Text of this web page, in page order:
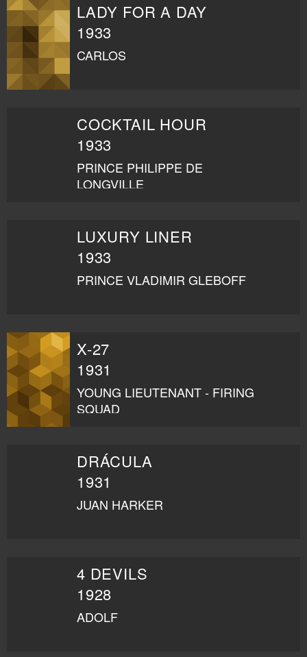
LADY FOR A DAY
1933
CARLOS
COCKTAIL HOUR
1933
PRINCE PHILIPPE DE
LONGVILLE
LUXURY LINER
1933
PRINCE VLADIMIR GLEBOFF
X-27
1931
YOUNG LIEUTENANT - FIRING
SQUAD
DRÁCULA
1931
JUAN HARKER
4 DEVILS
1928
ADOLF